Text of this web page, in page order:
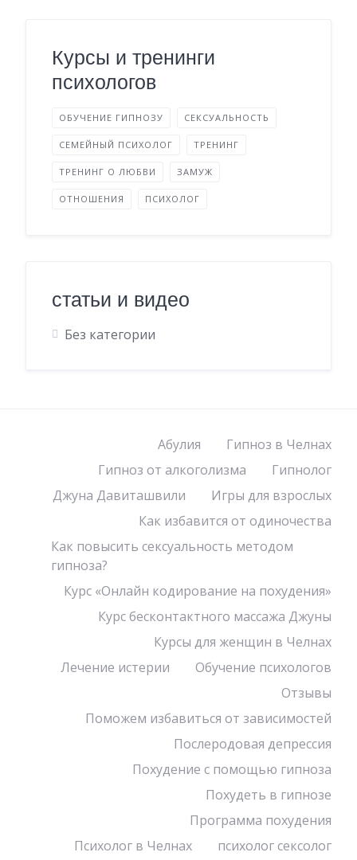
Курсы и тренинги
психологов
ОБУЧЕНИЕ ГИПНОЗУ СЕКСУАЛЬНОСТЬ
СЕМЕЙНЫЙ ПСИХОЛОГ ТРЕНИНГ
ТРЕНИНГ О ЛЮБВИ ЗАМУЖ
ОТНОШЕНИЯ ПСИХОЛОГ
статьи и видео
Без категории
Абулия
Гипноз в Челнах
Гипноз от алкоголизма
Гипнолог
Джуна Давиташвили
Игры для взрослых
Как избавится от одиночества
Как повысить сексуальность методом
гипноза?
Курс «Онлайн кодирование на похудения»
Курс бесконтактного массажа Джуны
Курсы для женщин в Челнах
Лечение истерии
Обучение психологов
Отзывы
Поможем избавиться от зависимостей
Послеродовая депрессия
Похудение с помощью гипноза
Похудеть в гипнозе
Программа похудения
Психолог в Челнах
психолог сексолог